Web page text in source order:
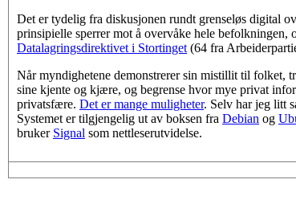
Det er tydelig fra diskusjonen rundt grenseløs digital
prinsipielle sperrer mot å overvåke hele befolkningen,
Datalagringsdirektivet i Stortinget (64 fra
Når myndighetene demonstrerer sin mistillit til folket,
sine kjente og kjære, og begrense hvor mye privat
privatsfære. Det er mange muligheter. Selv har jeg litt
Systemet er tilgjengelig ut av boksen fra Debian og
bruker Signal som nettleserutvidelse.